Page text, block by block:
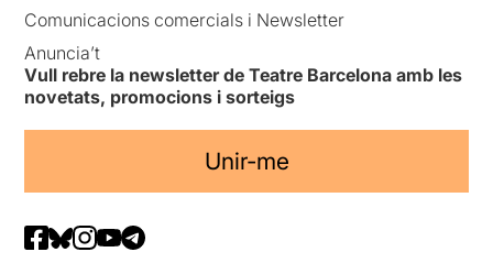
Comunicacions comercials i Newsletter
Anuncia’t
Vull rebre la newsletter de Teatre Barcelona amb les
novetats, promocions i sorteigs
Unir-me